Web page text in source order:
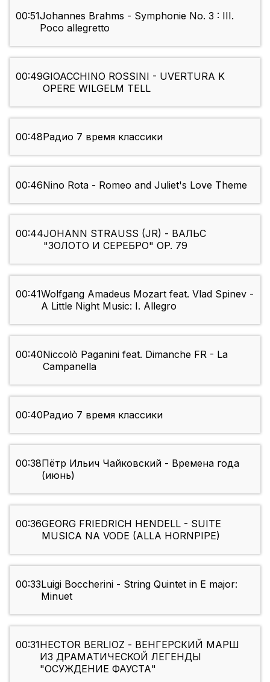
00:51Johannes Brahms - Symphonie No. 3 : III.
Poco allegretto
00:49GIOACCHINO ROSSINI - UVERTURA K
OPERE WILGELM TELL
00:48Радио 7 время классики
00:46Nino Rota - Romeo and Juliet's Love Theme
00:44JOHANN STRAUSS (JR) - ВАЛЬС
"ЗОЛОТО И СЕРЕБРО" OP. 79
00:41Wolfgang Amadeus Mozart feat. Vlad Spinev -
A Little Night Music: I. Allegro
00:40Niccolò Paganini feat. Dimanche FR - La
Campanella
00:40Радио 7 время классики
00:38Пётр Ильич Чайковский - Времена года
(июнь)
00:36GEORG FRIEDRICH HENDELL - SUITE
MUSICA NA VODE (ALLA HORNPIPE)
00:33Luigi Boccherini - String Quintet in E major:
Minuet
00:31HECTOR BERLIOZ - ВЕНГЕРСКИЙ МАРШ
ИЗ ДРАМАТИЧЕСКОЙ ЛЕГЕНДЫ
"ОСУЖДЕНИЕ ФАУСТА"